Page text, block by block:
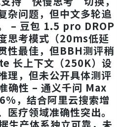
杂问题，但中文多轮追
– 豆包 1.5 pro DROP
思考模式（20ms低延
性最佳，但BBH测评稍
长上下文（250K）设
理，但未公开具体测评
确性 – 通义千问 Max
，结合阿里云搜索增
医疗领域准确性突出。
生产体系独立可靠，未